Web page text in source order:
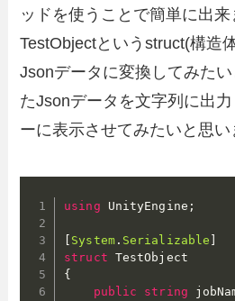
ッドを使うことで簡単に出
TestObjectというstruct(構造
Jsonデータに変換してみた
たJsonデータを文字列に出
ーに表示させてみたいと思い
using UnityEngine ;
System. Serializable
struct
{
public
string